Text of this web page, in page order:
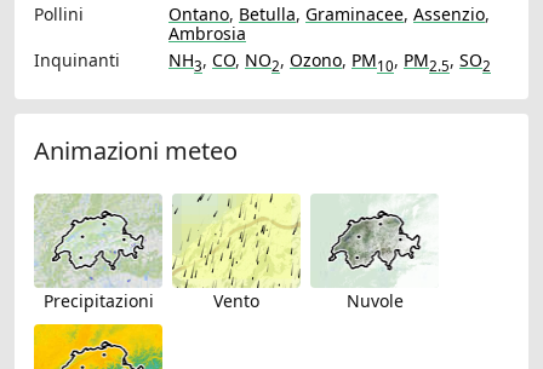
Pollini
Ontano, Betulla, Graminacee, Assenzio,
Ambrosia
Inquinanti
NH3, CO, NO2, Ozono, PM10, PM2.5, SO2
Animazioni meteo
Precipitazioni Vento Nuvole